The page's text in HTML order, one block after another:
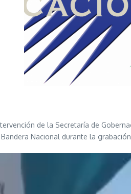
de la Secretaría de
Nacional durante la